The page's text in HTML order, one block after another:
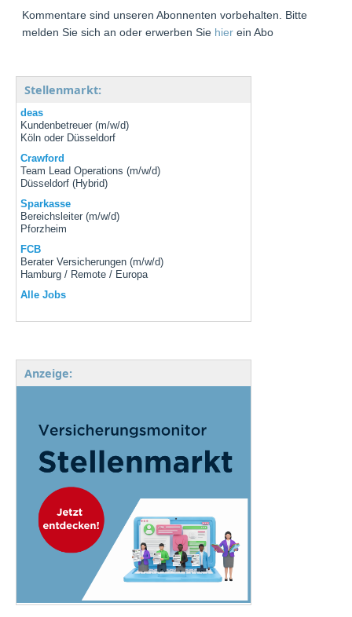
Kommentare sind unseren Abonnenten vorbehalten. Bitte
melden Sie sich an oder erwerben Sie hier ein Abo
Stellenmarkt:
deas
Kundenbetreuer (m/w/d)
Köln oder Düsseldorf
Crawford
Team Lead Operations (m/w/d)
Düsseldorf (Hybrid)
Sparkasse
Bereichsleiter (m/w/d)
Pforzheim
FCB
Berater Versicherungen (m/w/d)
Hamburg / Remote / Europa
Alle Jobs
Anzeige: